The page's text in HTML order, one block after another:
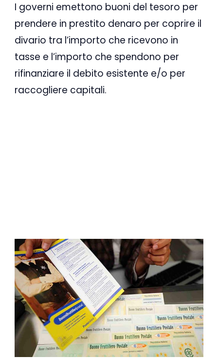
I governi emettono buoni del tesoro per
prendere in prestito denaro per coprire il
divario tra l’importo che ricevono in
tasse e l’importo che spendono per
rifinanziare il debito esistente e/o per
raccogliere capitali.